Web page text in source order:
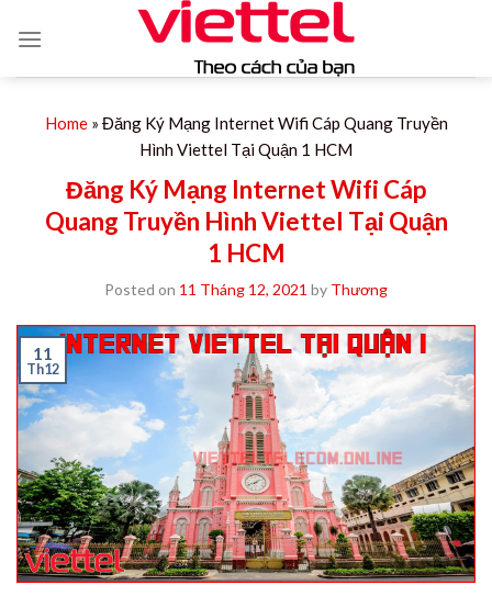
Home» Đăng Ký Mạng Internet Wifi Cáp Quang Truyền
Hình Viettel Tại Quận 1 HCM
Đăng Ký Mạng Internet Wifi Cáp
Quang Truyền Hình Viettel Tại Quận
1 HCM
Posted on 11 Tháng 12, 2021 by Thương
11
Th12